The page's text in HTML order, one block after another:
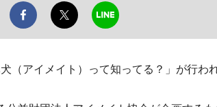
アイメイト）って知ってる？」が行われ